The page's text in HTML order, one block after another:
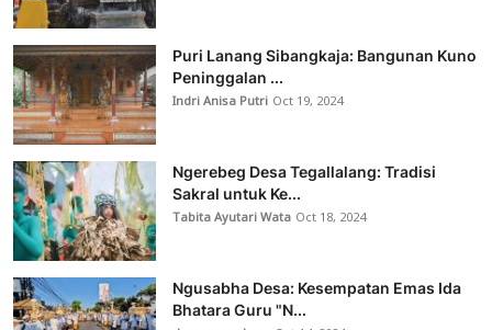
Puri Lanang Sibangkaja: Bangunan Kuno
Peninggalan ...
Indri Anisa Putri Oct 19, 2024
Ngerebeg Desa Tegallalang: Tradisi
Sakral untuk Ke...
Tabita Ayutari Wata Oct 18, 2024
Ngusabha Desa: Kesempatan Emas Ida
Bhatara Guru "N...